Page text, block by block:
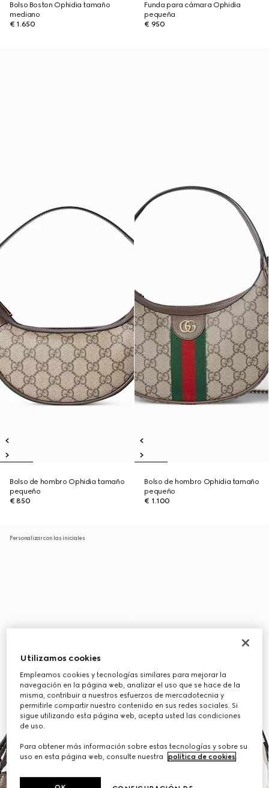
Bolso Boston Ophidia tamaño
mediano
€ 1.650
Funda para cámara Ophidia
pequeña
€ 950
Bolso de hombro Ophidia tamaño
pequeño
€ 850
Bolso de hombro Ophidia tamaño
pequeño
€ 1.100
Personalizar con las iniciales
Utilizamos cookies
Empleamos cookies y tecnologías similares para mejorar la
navegación en la página web, analizar el uso que se hace de la
misma, contribuir a nuestros esfuerzos de mercadotecnia y
permitirle compartir nuestro contenido en sus redes sociales. Si
sigue utilizando esta página web, acepta usted las condiciones
de uso.
Para obtener más información sobre estas tecnologías y sobre su
uso en esta página web, consulte nuestra
política de cookies